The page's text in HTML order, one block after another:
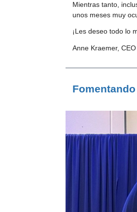
Mientras tanto,
unos meses muy
¡Les deseo todo lo
Anne Kraemer, CEO